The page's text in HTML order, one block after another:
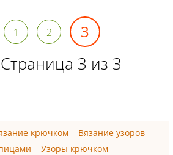
1 2 3
Страница 3 из 3
крючком
Вязание узоров
Узоры крючком